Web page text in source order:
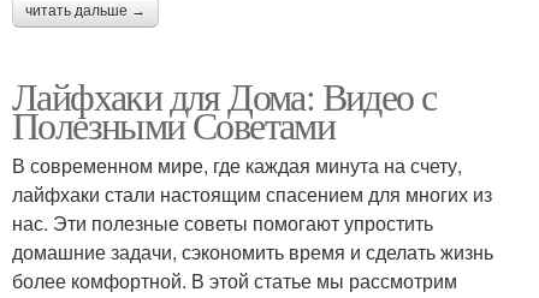
читать дальше →
Лайфхаки для Дома: Видео с
Полезными Советами
В современном мире, где каждая минута на счету,
лайфхаки стали настоящим спасением для многих из
нас. Эти полезные советы помогают упростить
домашние задачи, сэкономить время и сделать жизнь
более комфортной. В этой статье мы рассмотрим